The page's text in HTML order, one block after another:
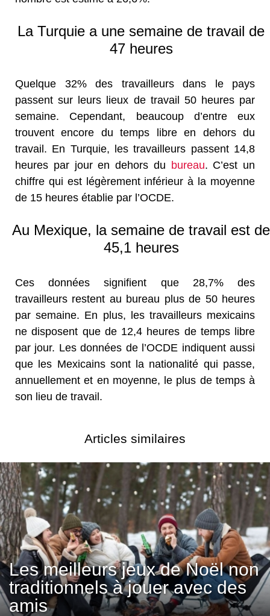
La Turquie a une semaine de travail de
47 heures
Quelque 32% des travailleurs dans le pays
passent sur leurs lieux de travail 50 heures par
semaine. Cependant, beaucoup d’entre eux
trouvent encore du temps libre en dehors du
travail. En Turquie, les travailleurs passent 14,8
heures par jour en dehors du bureau. C’est un
chiffre qui est légèrement inférieur à la moyenne
de 15 heures établie par l’OCDE.
Au Mexique, la semaine de travail est de
45,1 heures
Ces données signifient que 28,7% des
travailleurs restent au bureau plus de 50 heures
par semaine. En plus, les travailleurs mexicains
ne disposent que de 12,4 heures de temps libre
par jour. Les données de l’OCDE indiquent aussi
que les Mexicains sont la nationalité qui passe,
annuellement et en moyenne, le plus de temps à
son lieu de travail.
Articles similaires
Les meilleurs jeux de Noël non
traditionnels à jouer avec des
amis